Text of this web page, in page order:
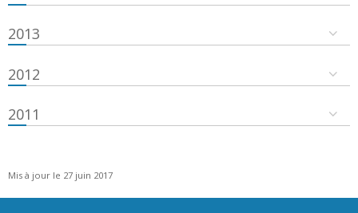
2013
2012
2011
Mis à jour le 27 juin 2017